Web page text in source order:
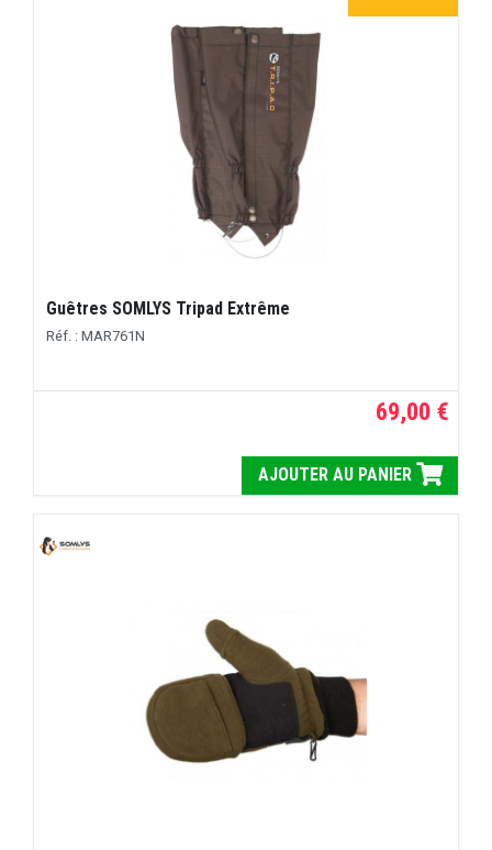
Guêtres SOMLYS Tripad Extrême
Réf. : MAR761N
69,00 €
AJOUTER AU PANIER